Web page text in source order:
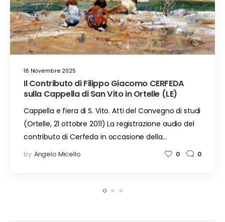
18 Novembre 2025
Il Contributo di Filippo Giacomo CERFEDA
sulla Cappella di San Vito in Ortelle (LE)
Cappella e fiera di S. Vito. Atti del Convegno di studi
(Ortelle, 21 ottobre 2011) La registrazione audio del
contributo di Cerfeda in occasione della…
by Angelo Micello 0 0